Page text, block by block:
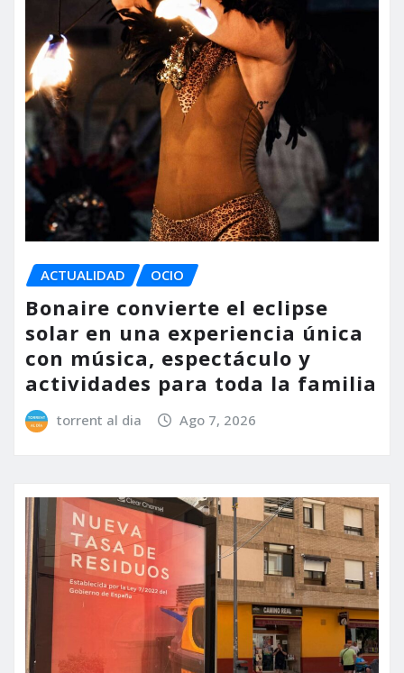
ACTUALIDAD OCIO
Bonaire convierte el eclipse
solar en una experiencia única
con música, espectáculo y
actividades para toda la familia
torrent al dia Ago 7, 2026